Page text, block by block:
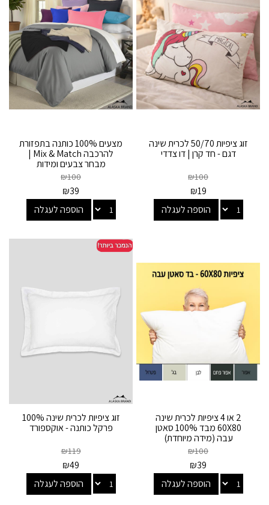
זוג ציפיות 50/70 לכרית שינה
דגם - חד קרן | דו צדדי
₪100
₪19
הוספה לעגלה
מצעים 100% כותנה בתפזורת
להרכבה Mix & Match |
מבחר צבעים ומידות
₪100
₪39
הוספה לעגלה
2 או 4 ציפיות לכרית שינה
60X80 מבד 100% סאטן
עבה (מידה מיוחדת)
₪100
₪39
הוספה לעגלה
זוג ציפיות לכרית שינה 100%
פרקל כותנה - אוקספורד
₪119
₪49
הוספה לעגלה